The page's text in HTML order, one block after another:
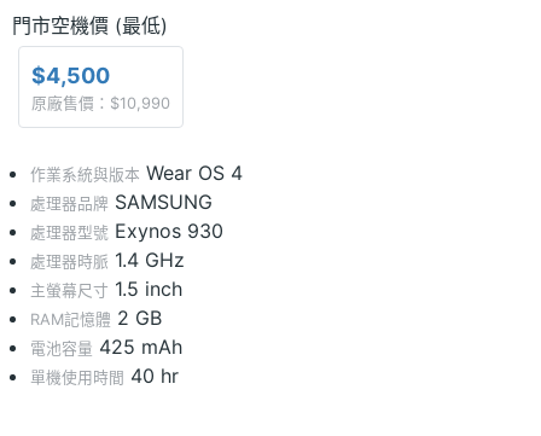
門市空機價 (最低)
$4,500
原廠售價：$10,990
作業系統與版本 Wear OS 4
處理器品牌 SAMSUNG
處理器型號 Exynos 930
處理器時脈 1.4 GHz
主螢幕尺寸 1.5 inch
RAM記憶體 2 GB
電池容量 425 mAh
單機使用時間 40 hr